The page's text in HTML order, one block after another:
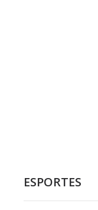
ESPORTES